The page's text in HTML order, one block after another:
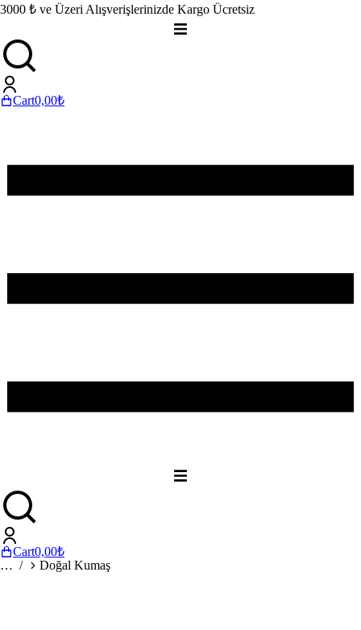
3000 ₺ ve Üzeri Alışverişlerinizde Kargo Ücretsiz
Cart0,00₺
Cart0,00₺
You are here:Doğal Kumaş